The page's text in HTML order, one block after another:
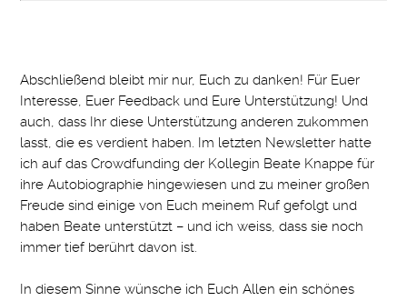
Abschließend bleibt mir nur, Euch zu danken! Für Euer
Interesse, Euer Feedback und Eure Unterstützung! Und
auch, dass Ihr diese Unterstützung anderen zukommen
lasst, die es verdient haben. Im letzten Newsletter hatte
ich auf das Crowdfunding der Kollegin Beate Knappe für
ihre Autobiographie hingewiesen und zu meiner großen
Freude sind einige von Euch meinem Ruf gefolgt und
haben Beate unterstützt – und ich weiss, dass sie noch
immer tief berührt davon ist.
In diesem Sinne wünsche ich Euch Allen ein schönes